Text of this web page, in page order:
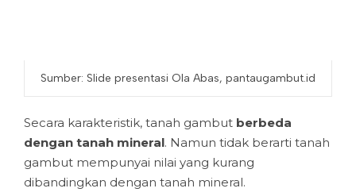
Sumber: Slide presentasi Ola Abas, pantaugambut.id
Secara karakteristik, tanah gambut berbeda
dengan tanah mineral. Namun tidak berarti tanah
gambut mempunyai nilai yang kurang
dibandingkan dengan tanah mineral.